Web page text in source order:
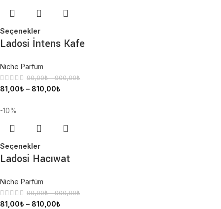
Seçenekler
Ladosi İntens Kafe
Niche Parfüm
90,00₺ –900,00₺
81,00₺ – 810,00₺
-10%
Seçenekler
Ladosi Hacıwat
Niche Parfüm
90,00₺ –900,00₺
81,00₺ – 810,00₺